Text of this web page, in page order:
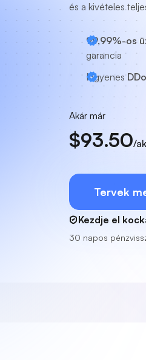
és a kivételes
99,99%-os
garancia
Ingyenes
Akár már
$93.50/
Tervek
Kezdje el
30 napos